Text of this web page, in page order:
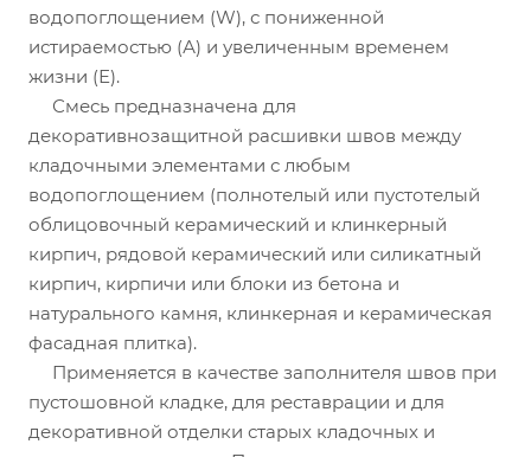
водопоглощением (W), с пониженной
истираемостью (А) и увеличенным временем
жизни (Е).
Смесь предназначена для
декоративнозащитной расшивки швов между
кладочными элементами с любым
водопоглощением (полнотелый или пустотелый
облицовочный керамический и клинкерный
кирпич, рядовой керамический или силикатный
кирпич, кирпичи или блоки из бетона и
натурального камня, клинкерная и керамическая
фасадная плитка).
Применяется в качестве заполнителя швов при
пустошовной кладке, для реставрации и для
декоративной отделки старых кладочных и